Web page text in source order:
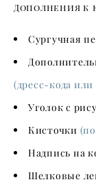
Дополнения к
Сургучная
(дресс-кода
Уголок с
Кисточки
Надпись на
Шелковые